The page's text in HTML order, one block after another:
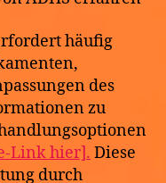
häufig
des
zu
Link hier]. Diese
durch